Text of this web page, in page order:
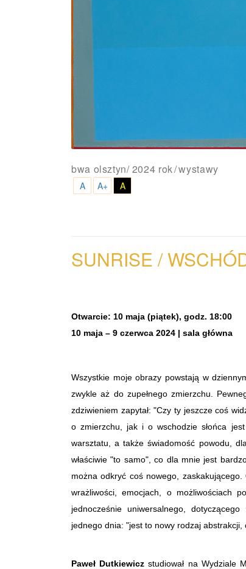
bwa olsztyn/2024 rok wystawy
A A+ A
SUNRISE /
Otwarcie: 10 maja (piątek), godz. 18:00
10 maja – 9 czerwca 2024 | sala główna
Wszystkie moje obrazy powstają w
zwykle aż do zupełnego zmierzchu.
zdziwieniem zapytał: "Czy ty jeszcze coś
o zmierzchu, jak i o wschodzie słońca
warsztatu, a także świadomość powodu,
właściwie "to samo", co dla mnie jest
można odkryć coś nowego,
wrażliwości, emocjach, o możliwościach
jednocześnie uniwersalnego,
jednego dnia: "jest to nowy rodzaj
Paweł Dutkiewicz studiował na Wydziale